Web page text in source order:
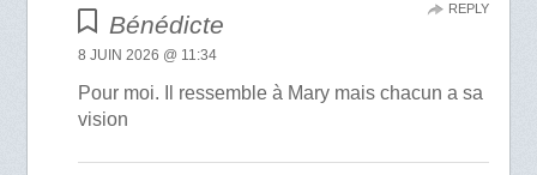
Bénédicte
8 JUIN 2026 @ 11:34
Pour moi. Il ressemble à Mary mais chacun a sa
vision
REPLY